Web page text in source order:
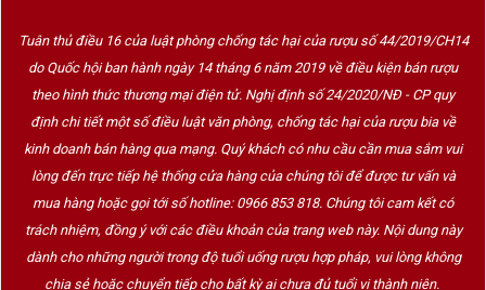
Tuân thủ điều 16 của luật phòng chống tác hại của rượu số 44/2019/CH14
do Quốc hội ban hành ngày 14 tháng 6 năm 2019 về điều kiện bán rượu
theo hình thức thương mại điện tử. Nghị định số 24/2020/NĐ - CP quy
định chi tiết một số điều luật văn phòng, chống tác hại của rượu bia về
kinh doanh bán hàng qua mạng. Quý khách có nhu cầu cần mua sắm vui
lòng đến trực tiếp hệ thống cửa hàng của chúng tôi để được tư vấn và
mua hàng hoặc gọi tới số hotline: 0966 853 818. Chúng tôi cam kết có
trách nhiệm, đồng ý với các điều khoản của trang web này. Nội dung này
dành cho những người trong độ tuổi uống rượu hợp pháp, vui lòng không
chia sẻ hoặc chuyển tiếp cho bất kỳ ai chưa đủ tuổi vị thành niên.